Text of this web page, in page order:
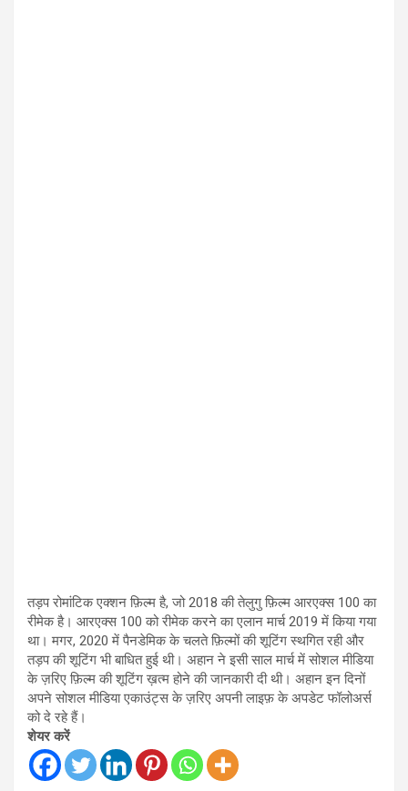
तड़प रोमांटिक एक्शन फ़िल्म है, जो 2018 की तेलुगु फ़िल्म आरएक्स 100 का
रीमेक है। आरएक्स 100 को रीमेक करने का एलान मार्च 2019 में किया गया
था। मगर, 2020 में पैनडेमिक के चलते फ़िल्मों की शूटिंग स्थगित रही और
तड़प की शूटिंग भी बाधित हुई थी। अहान ने इसी साल मार्च में सोशल मीडिया
के ज़रिए फ़िल्म की शूटिंग ख़त्म होने की जानकारी दी थी। अहान इन दिनों
अपने सोशल मीडिया एकाउंट्स के ज़रिए अपनी लाइफ़ के अपडेट फॉलोअर्स
को दे रहे हैं।
शेयर करें